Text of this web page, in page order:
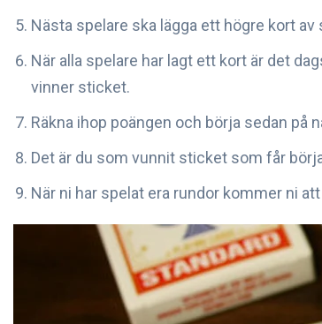
Nästa spelare ska lägga ett högre kort
När alla spelare har lagt ett kort är det
vinner sticket.
Räkna ihop poängen och börja sedan på
Det är du som vunnit sticket som får
När ni har spelat era rundor kommer ni